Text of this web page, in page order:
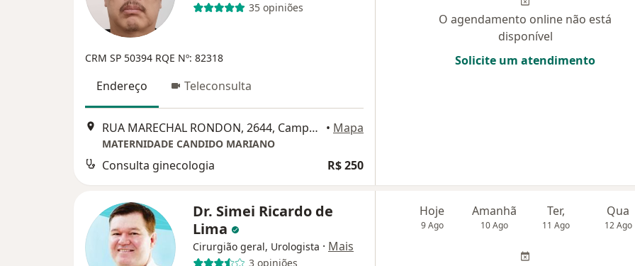
35 opiniões
CRM SP 50394 RQE Nº: 82318
Endereço Teleconsulta
RUA MARECHAL RONDON, 2644, Campo Grande • Mapa
MATERNIDADE CANDIDO MARIANO
Consulta ginecologia R$ 250
O agendamento online não está
disponível
Solicite um atendimento
Dr. Simei Ricardo de
Lima
Cirurgião geral, Urologista · Mais
3 opiniões
Hoje
9 Ago
Amanhã
10 Ago
Ter,
11 Ago
Qua
12 Ago